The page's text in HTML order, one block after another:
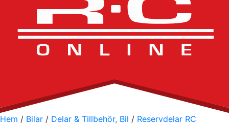
Hem / Bilar / Delar & Tillbehör, Bil / Reservdelar RC